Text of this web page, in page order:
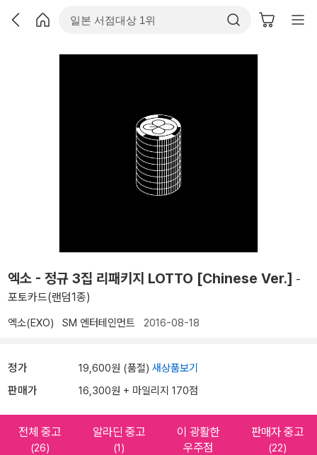
엑소 - 정규 3집 리패키지 LOTTO [Chinese Ver.] -
포토카드(랜덤1종)
엑소(EXO) SM 엔터테인먼트 2016-08-18
정가 19,600원 (품절) 새상품보기
판매가 16,300원 + 마일리지 170점
전체 중고
(26)
알라딘 중고
(1)
이 광활한
우주점
판매자 중고
(22)